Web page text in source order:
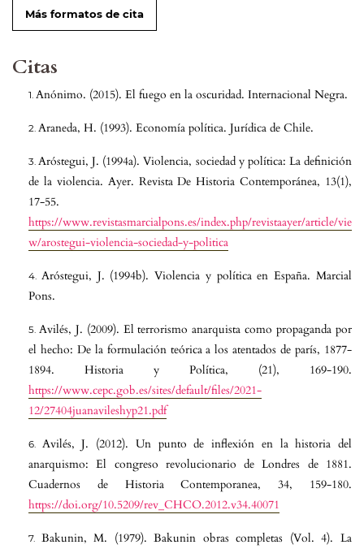
Más formatos de cita
Citas
Anónimo. (2015). El fuego en la oscuridad. Internacional Negra.
Araneda, H. (1993). Economía política. Jurídica de Chile.
Aróstegui, J. (1994a). Violencia, sociedad y política: La definición
de la violencia. Ayer. Revista De Historia Contemporánea, 13(1),
17-55.
https://www.revistasmarcialpons.es/index.php/revistaayer/article/vie
w/arostegui-violencia-sociedad-y-politica
Aróstegui, J. (1994b). Violencia y política en España. Marcial
Pons.
Avilés, J. (2009). El terrorismo anarquista como propaganda por
el hecho: De la formulación teórica a los atentados de parís, 1877-
1894. Historia y Política, (21), 169-190.
https://www.cepc.gob.es/sites/default/files/2021-
12/27404juanavileshyp21.pdf
Avilés, J. (2012). Un punto de inflexión en la historia del
anarquismo: El congreso revolucionario de Londres de 1881.
Cuadernos de Historia Contemporanea, 34, 159-180.
https://doi.org/10.5209/rev_CHCO.2012.v34.40071
Bakunin, M. (1979). Bakunin obras completas (Vol. 4). La